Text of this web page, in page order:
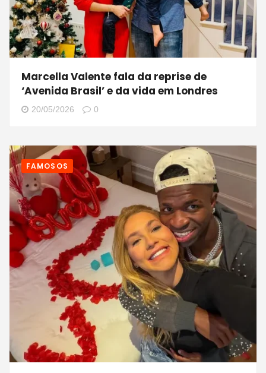
Marcella Valente fala da reprise de
‘Avenida Brasil’ e da vida em Londres
20/05/2026 0
FAMOSOS